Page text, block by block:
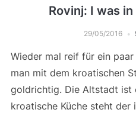
Rovinj: I was
29/05/2016
Wieder mal reif für ein
man mit dem kroatischen
goldrichtig. Die Altstadt ist
kroatische Küche steht der